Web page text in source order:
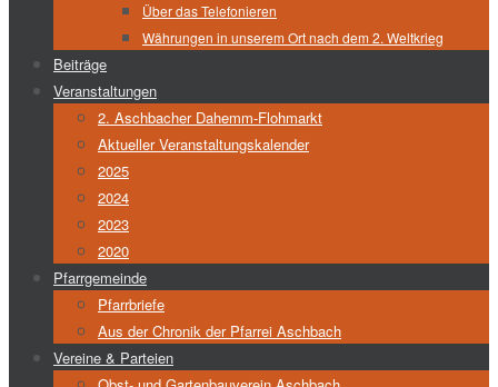
Über das Telefonieren
Währungen in unserem Ort nach dem 2. Weltkrieg
Beiträge
Veranstaltungen
2. Aschbacher Dahemm-Flohmarkt
Aktueller Veranstaltungskalender
2025
2024
2023
2020
Pfarrgemeinde
Pfarrbriefe
Aus der Chronik der Pfarrei Aschbach
Vereine & Parteien